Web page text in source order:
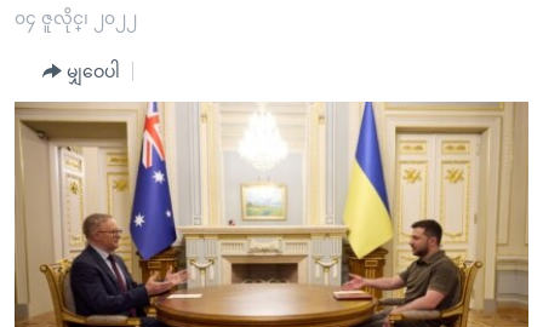
ပင်မ
ကျော်
ကြည့်
ညွန်း
စာမျက်နှာ
အစ္စရေး-ပါလက်စတိုင်း
အင်္ဂလိပ်စာလေ့လာမယ်
အမေရိကန်သုံးအီဒီယံ
မကြေးမုံရဲ့ အင်္ဂလိပ်စာ
ရုပ်ရှင်ထဲက အင်္ဂလိပ်စာ
သုတပဒေသာ အင်္ဂလိပ်စာ
အပတ်စဉ်ကဏ္ဍများ
ရေဒီယို
ရေဒီယိုနှင့်ရုပ်သံ အချက်အလက်များ
ရေဒီယို/တီဗွီအစီအစဉ်
Learning English
၀၄ ဇူလိုင္၊ ၂၀၂၂
မျှဝေပါ